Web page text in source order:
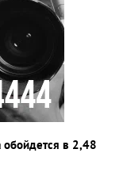
обойдется в 2,48